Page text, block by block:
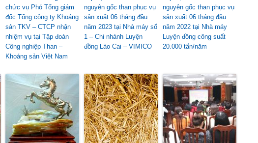
chức vụ Phó Tổng giám
đốc Tổng công ty Khoáng
sản TKV – CTCP nhận
nhiệm vụ tại Tập đoàn
Công nghiệp Than –
Khoáng sản Việt Nam
nguyên gốc than phục vụ
sản xuất 06 tháng đầu
năm 2023 tại Nhà máy số
1 – Chi nhánh Luyện
đồng Lào Cai – VIMICO
nguyên gốc than phục vụ
sản xuất 06 tháng đầu
năm 2022 tại Nhà máy
Luyện đồng công suất
20.000 tấn/năm